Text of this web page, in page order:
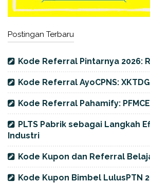
Postingan Terbaru
Kode Referral Pintarnya 2026:
Kode Referral AyoCPNS:
Kode Referral Pahamify:
PLTS Pabrik sebagai Langkah
Industri
Kode Kupon dan Referral
Kode Kupon Bimbel LulusPTN